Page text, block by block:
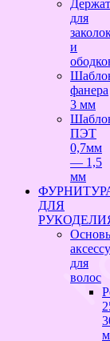
для
и
фанера
3 мм
ПЭТ
0,7мм
— 1,5
мм
ДЛЯ
для
волос